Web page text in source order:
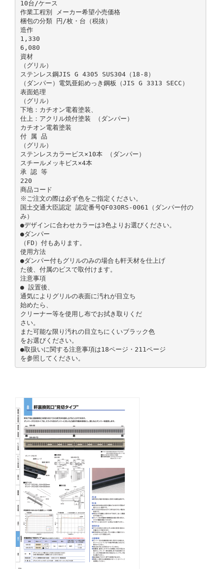
10台/ケース
作業工程別 メーカー希望小売価格
梱包の分類 円/枚・台（税抜）
造作
1,330
6,080
資材
（グリル）
ステンレス鋼JIS G 4305 SUS304（18-8）
（ダンパー）電気亜鉛めっき鋼板（JIS G 3313 SECC）
表面処理
（グリル）
下地：カチオン電着塗装、
仕上：アクリル焼付塗装 （ダンパー）
カチオン電着塗装
付 属 品
（グリル）
ステンレスカラービス×10本 （ダンパー）
スチールメッキビス×4本
承 認 等
220
商品コード
※ご注文の際は必ず色をご指定ください。
国土交通大臣認定 認定番号QF030RS-0061（ダンパー付の
み）
●デザインに合わせカラーは3色よりお選びください。
●ダンパー
（FD）付もあります。
使用方法
●ダンパー付もグリルのみの場合も軒天材を仕上げ
た後、付属のビスで取付けます。
注意事項
● 設置後、
通気によりグリルの表面に汚れが目立ち
始めたら、
クリーナー等を使用し布でお拭き取りくだ
さい。
また可能な限り汚れの目立ちにくいブラック色
をお選びください。
●取扱いに関する注意事項は18ページ・211ページ